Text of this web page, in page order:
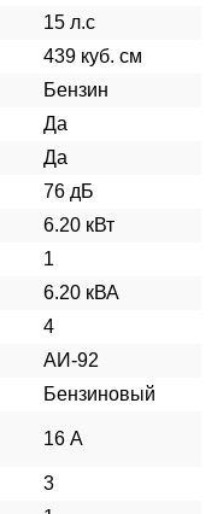
15 л.с
439 куб. см
Бензин
Да
Да
76 дБ
6.20 кВт
1
6.20 кВА
4
АИ-92
Бензиновый
16 А
3